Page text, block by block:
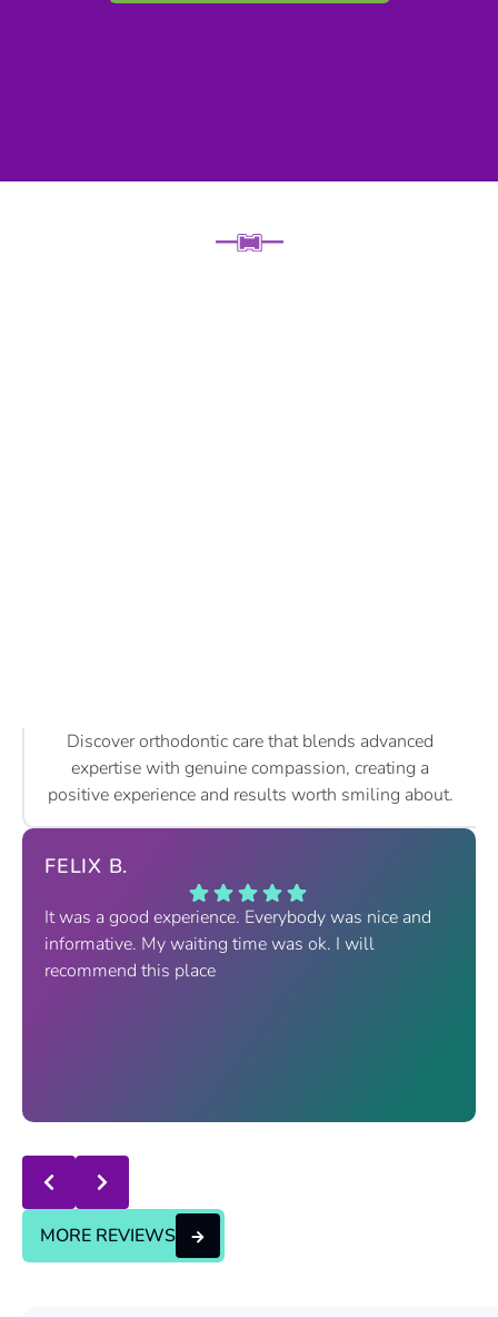
Discover orthodontic care that blends advanced
expertise with genuine compassion, creating a
positive experience and results worth smiling about.
FELIX B.
It was a good experience. Everybody was nice and
informative. My waiting time was ok. I will
recommend this place
will continue the good service..
MORE REVIEWS